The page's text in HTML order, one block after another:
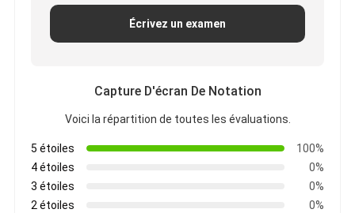
Écrivez un examen
Capture D'écran De Notation
Voici la répartition de toutes les évaluations.
5 étoiles
100%
4 étoiles
0%
3 étoiles
0%
2 étoiles
0%